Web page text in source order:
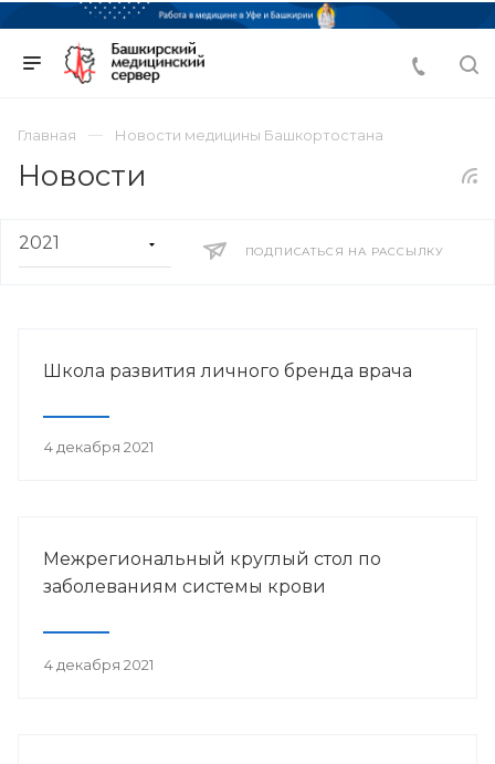
Главная Новости медицины Башкортостана
Новости
ПОДПИСАТЬСЯ НА РАССЫЛКУ
Школа развития личного бренда врача
4 декабря 2021
Межрегиональный круглый стол по
заболеваниям системы крови
4 декабря 2021